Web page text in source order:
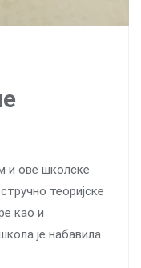
и ове школске
теоријске
као и
је набавила